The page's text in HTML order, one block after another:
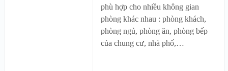
phù hợp cho nhiều không gian
phòng khác nhau : phòng khách,
phòng ngủ, phòng ăn, phòng bếp
của chung cư, nhà phố,…